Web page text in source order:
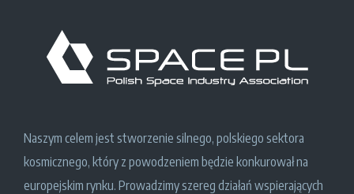
Naszym celem jest stworzenie silnego, polskiego sektora
kosmicznego, który z powodzeniem będzie konkurował na
europejskim rynku. Prowadzimy szereg działań wspierających